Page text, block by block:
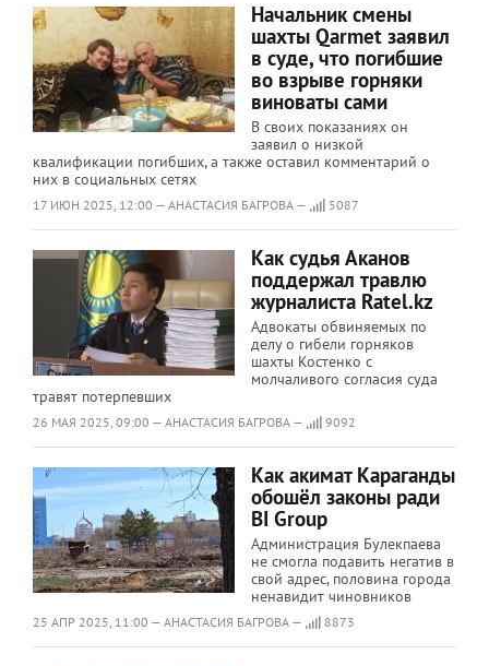
Начальник смены
шахты Qarmet заявил
в суде, что погибшие
во взрыве горняки
виноваты сами
В своих показаниях он
заявил о низкой
квалификации погибших, а также оставил комментарий о
них в социальных сетях
17 ИЮН 2025, 12:00 — АНАСТАСИЯ БАГРОВА — 5087
Как судья Аканов
поддержал травлю
журналиста Ratel.kz
Адвокаты обвиняемых по
делу о гибели горняков
шахты Костенко с
молчаливого согласия суда
травят потерпевших
26 МАЯ 2025, 09:00 — АНАСТАСИЯ БАГРОВА — 9092
Как акимат Караганды
обошёл законы ради
BI Group
Администрация Булекпаева
не смогла подавить негатив в
свой адрес, половина города
ненавидит чиновников
25 АПР 2025, 11:00 — АНАСТАСИЯ БАГРОВА — 8873